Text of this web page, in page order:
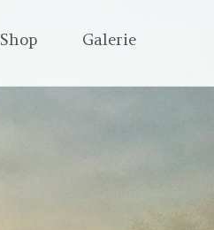
Shop Galerie